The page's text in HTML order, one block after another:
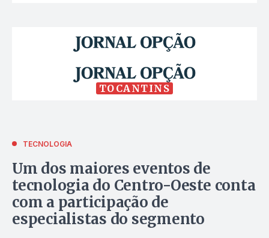
TOCANTINS
TECNOLOGIA
Um dos maiores eventos de
tecnologia do Centro-Oeste conta
com a participação de
especialistas do segmento